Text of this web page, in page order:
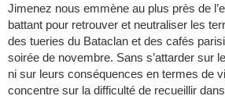
Jimenez nous emmène au plus près de
battant pour retrouver et neutraliser les
des tueries du Bataclan et des cafés
soirée de novembre. Sans s’attarder sur
ni sur leurs conséquences en termes de
concentre sur la difficulté de recueillir